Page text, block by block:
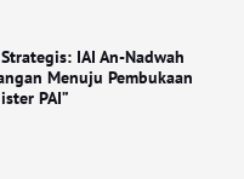
IAI An-Nadwah
Menuju Pembukaan
PAI”